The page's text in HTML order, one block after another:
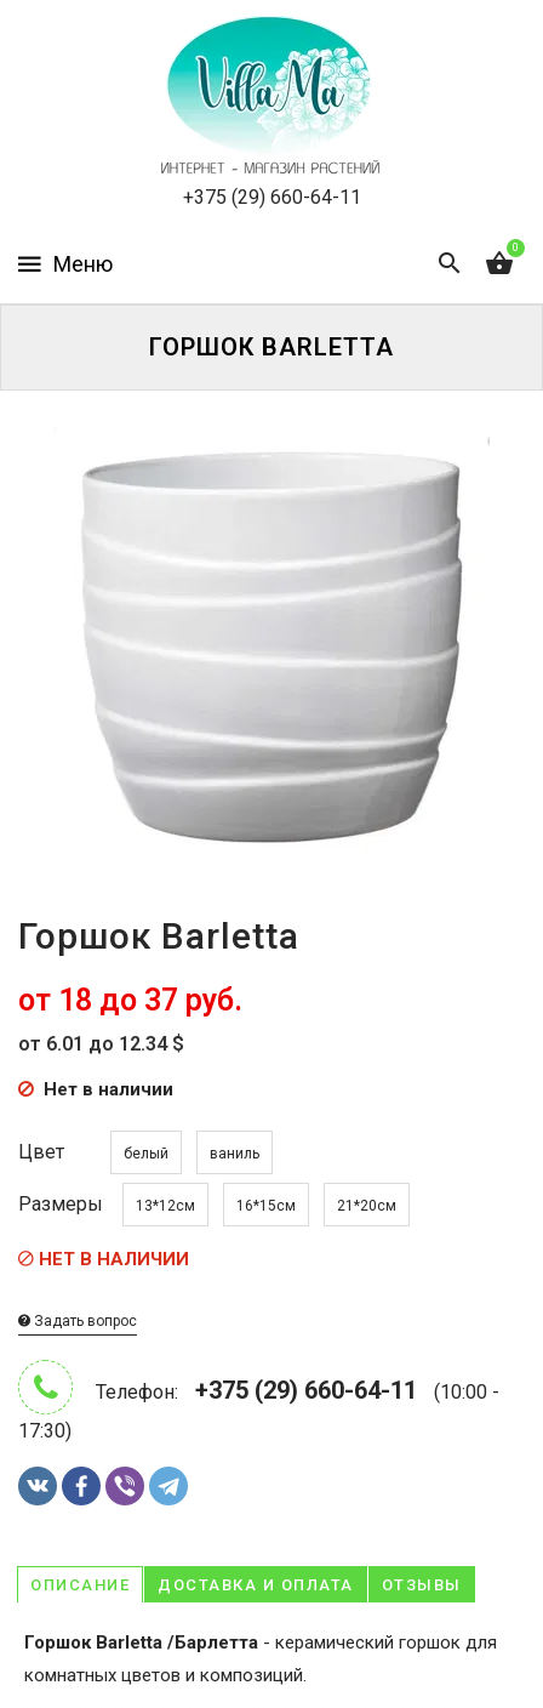
+375 (29) 660-64-11
0
НОВОСТИ,
АКЦИИ
ГОРШОК BARLETTA
Горшок Barletta
от 18 до 37 руб.
от 6.01 до 12.34 $
Нет в наличии
Цвет белый ваниль
Размеры 13*12см 16*15см 21*20см
НЕТ В НАЛИЧИИ
Задать вопрос
Телефон: +375 (29) 660-64-11
(10:00 -
17:30)
ОПИСАНИЕ ДОСТАВКА И ОПЛАТА ОТЗЫВЫ
Горшок Barletta /Барлетта - керамический горшок для
комнатных цветов и композиций.